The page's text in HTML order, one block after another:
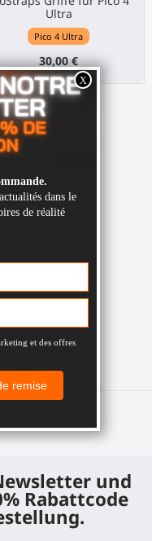
Ultra
Pico 4 Ultra
30,00 €
und
Rabattcode